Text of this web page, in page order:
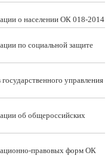
о населении ОК 018-2014
по социальной защите
управления
об общероссийских
правовых форм ОК